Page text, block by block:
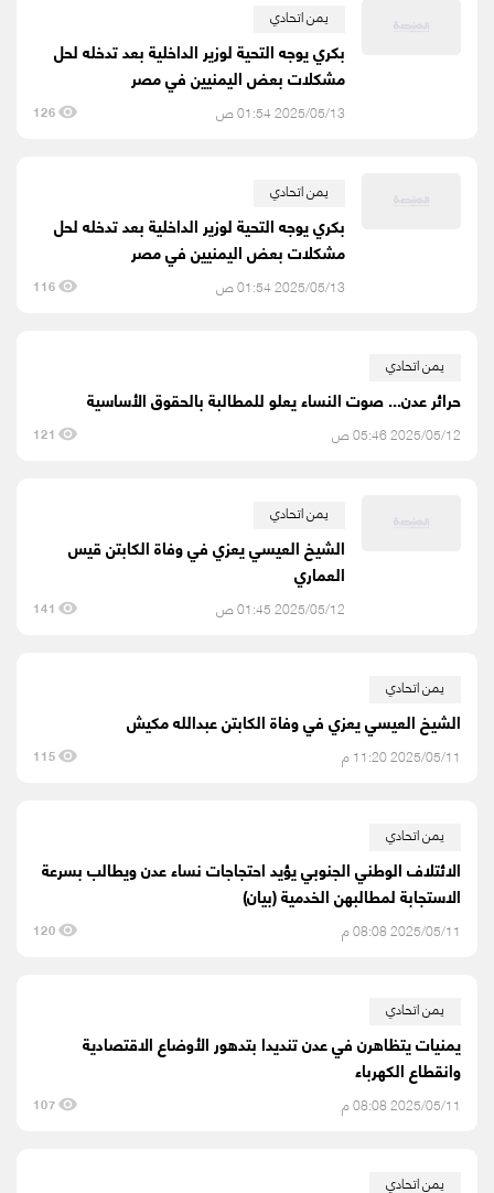
يمن اتحادي
بكري يوجه التحية لوزير الداخلية بعد تدخله لحل
مشكلات بعض اليمنيين في مصر
2025/05/13 01:54 ص 126
يمن اتحادي
بكري يوجه التحية لوزير الداخلية بعد تدخله لحل
مشكلات بعض اليمنيين في مصر
2025/05/13 01:54 ص 116
يمن اتحادي
حرائر عدن... صوت النساء يعلو للمطالبة بالحقوق الأساسية
2025/05/12 05:46 ص 121
يمن اتحادي
الشيخ العيسي يعزي في وفاة الكابتن قيس
العماري
2025/05/12 01:45 ص 141
يمن اتحادي
الشيخ العيسي يعزي في وفاة الكابتن عبدالله مكيش
2025/05/11 11:20 م 115
يمن اتحادي
الائتلاف الوطني الجنوبي يؤيد احتجاجات نساء عدن ويطالب بسرعة
الاستجابة لمطالبهن الخدمية (بيان)
2025/05/11 08:08 م 120
يمن اتحادي
يمنيات يتظاهرن في عدن تنديدا بتدهور الأوضاع الاقتصادية
وانقطاع الكهرباء
2025/05/11 08:08 م 107
يمن اتحادي